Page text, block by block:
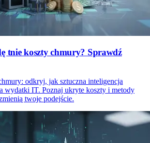
tnie koszty chmury? Sprawdź
odkryj, jak sztuczna inteligencja
wydatki IT. Poznaj ukryte koszty i metody
twoje podejście.